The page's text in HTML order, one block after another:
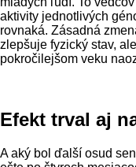
aktivity jednotlivých
rovnaká. Zásadná
zlepšuje fyzický stav,
pokročilejšom veku
Efekt trval aj
A aký bol ďalší osud